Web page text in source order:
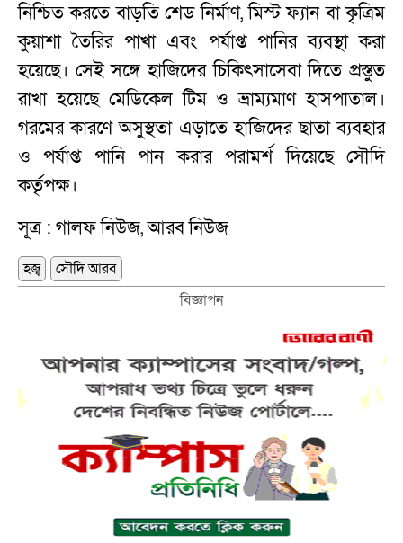
নিশ্চিত করতে বাড়তি শেড নির্মাণ, মিস্ট ফ্যান বা কৃত্রিম
কুয়াশা তৈরির পাখা এবং পর্যাপ্ত পানির ব্যবস্থা করা
হয়েছে। সেই সঙ্গে হাজিদের চিকিৎসাসেবা দিতে প্রস্তুত
রাখা হয়েছে মেডিকেল টিম ও ভ্রাম্যমাণ হাসপাতাল।
গরমের কারণে অসুস্থতা এড়াতে হাজিদের ছাতা ব্যবহার
ও পর্যাপ্ত পানি পান করার পরামর্শ দিয়েছে সৌদি
কর্তৃপক্ষ।
সূত্র : গালফ নিউজ, আরব নিউজ
হজ্ব
সৌদি আরব
বিজ্ঞাপন